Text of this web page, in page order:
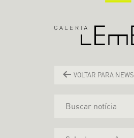
VOLTAR PARA NEWS